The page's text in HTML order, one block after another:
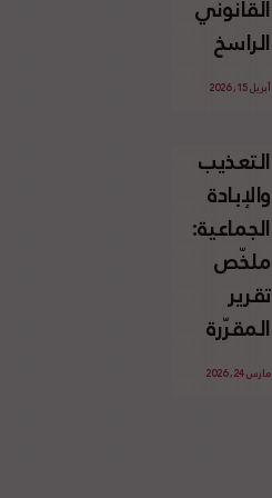
الإسرائيلي
غير
القانوني
الفلسطينية
القانوني
الراسخ
للاجئين
وحقهم
في العودة
بموجب
القانون
الدولي
أبريل 15, 2026
التعذيب
والإبادة
الجماعية:
ملخّص
تقرير
المقرّرة
الخاصة
مارس 24, 2026